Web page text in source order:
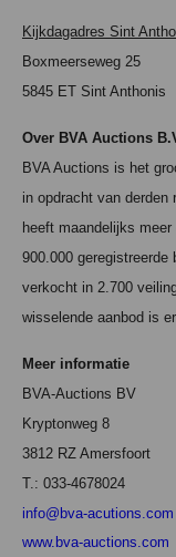
Kijkdagadres Sint
Boxmeerseweg 25
5845 ET Sint Anthonis
Over BVA Auctions
BVA Auctions is het
in opdracht van derden
heeft maandelijks
900.000
verkocht in 2.700
wisselende aanbod is
Meer informatie
BVA-Auctions BV
Kryptonweg 8
3812 RZ Amersfoort
T.: 033-4678024
info@bva-acutions.com
www.bva-auctions.com